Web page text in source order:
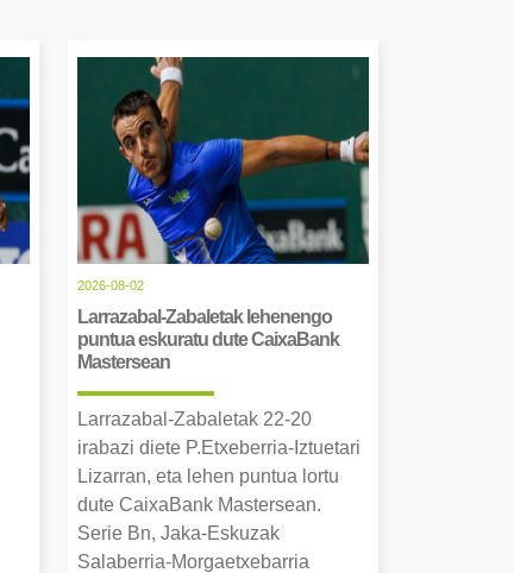
2026-08-02
Larrazabal-Zabaletak lehenengo
puntua eskuratu dute CaixaBank
Mastersean
Larrazabal-Zabaletak 22-20
irabazi diete P.Etxeberria-Iztuetari
Lizarran, eta lehen puntua lortu
dute CaixaBank Mastersean.
Serie Bn, Jaka-Eskuzak
Salaberria-Morgaetxebarria